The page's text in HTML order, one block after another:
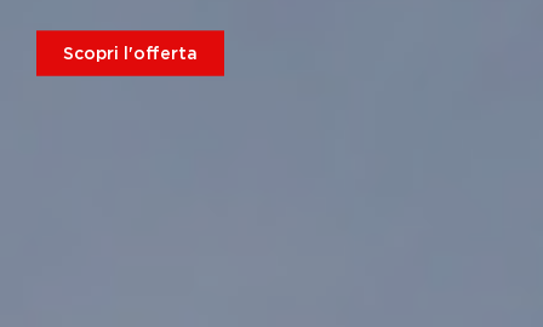
Scopri l'offerta